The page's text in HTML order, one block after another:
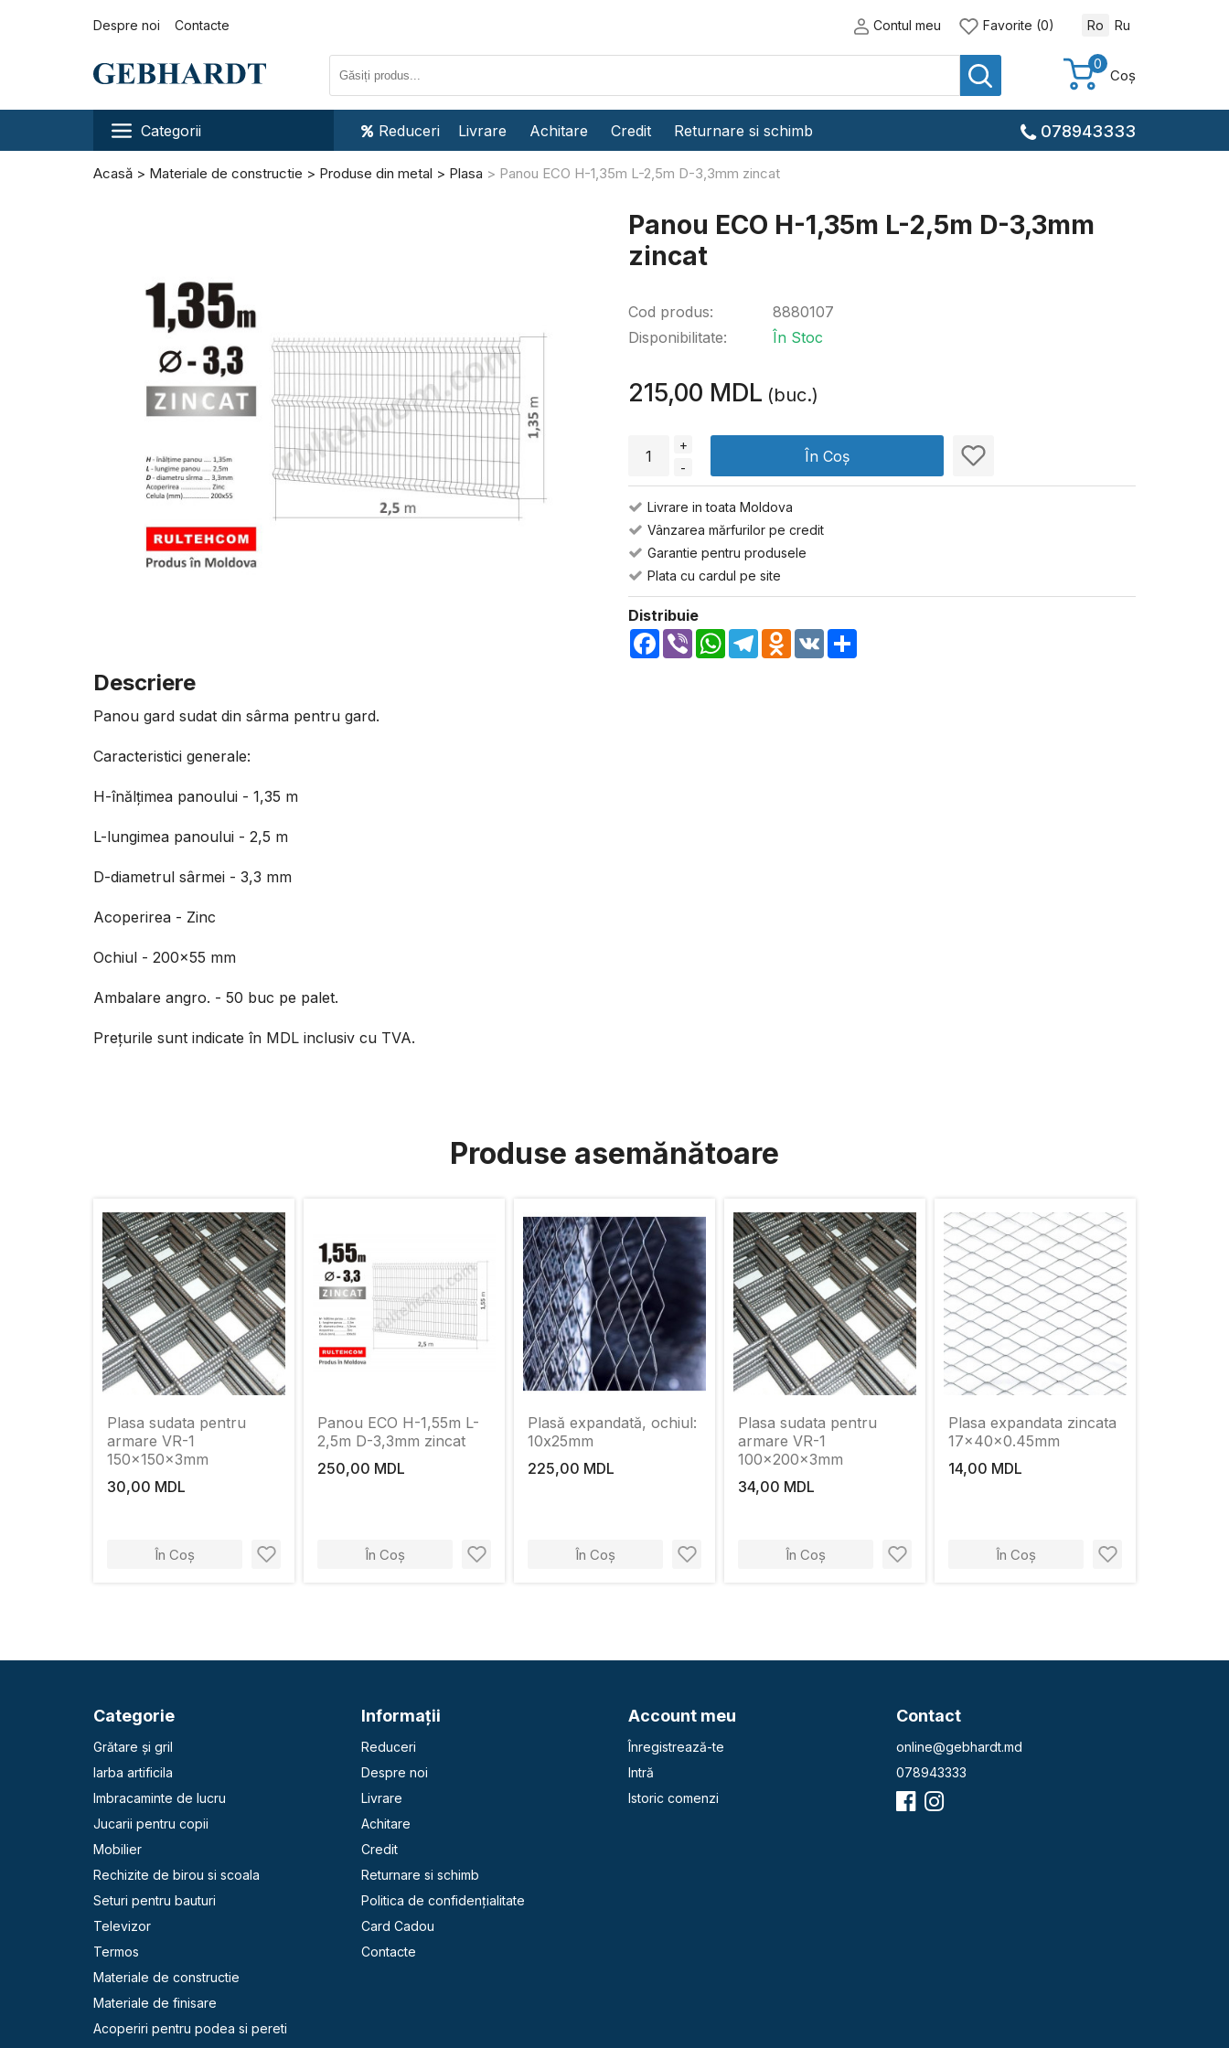
Despre noi Contacte Contul meu Favorite (0) Ro Ru
0
Coș
Categorii Reduceri Livrare Achitare Credit Returnare si schimb 078943333
Acasă Materiale de constructie Produse din metal Plasa Panou ЕСО Н-1,35m L-2,5m D-3,3mm zincat
Descriere
Panou gard sudat din sârma pentru gard.
Caracteristici generale:
H-înălțimea panoului - 1,35 m
L-lungimea panoului - 2,5 m
D-diametrul sârmei - 3,3 mm
Acoperirea - Zinc
Ochiul - 200x55 mm
Ambalare angro. - 50 buc pe palet.
Prețurile sunt indicate în MDL inclusiv cu TVA.
Panou ЕСО Н-1,35m L-2,5m D-3,3mm
zincat
Cod produs:
Disponibilitate:
8880107
În Stoc
215,00 MDL (buc.)
+
-
În Coș
Livrare in toata Moldova
Vânzarea mărfurilor pe credit
Garantie pentru produsele
Plata cu cardul pe site
Distribuie
Facebook
Viber WhatsApp
TelegramOdnoklassniki
VK
Produse asemănătoare
Plasa sudata pentru
armare VR-1
150x150x3mm
30,00 MDL
În Coș
Panou ЕСО Н-1,55m L-
2,5m D-3,3mm zincat
250,00 MDL
În Coș
Plasă expandată, ochiul:
10х25mm
225,00 MDL
În Coș
Plasa sudata pentru
armare VR-1
100x200x3mm
34,00 MDL
În Coș
Plasa expandata zincata
17x40x0.45mm
14,00 MDL
În Coș
Categorie
Grătare și gril
Iarba artificila
Imbracaminte de lucru
Jucarii pentru copii
Mobilier
Rechizite de birou si scoala
Seturi pentru bauturi
Televizor
Termos
Materiale de constructie
Materiale de finisare
Acoperiri pentru podea si pereti
Informaţii
Reduceri
Despre noi
Livrare
Achitare
Credit
Returnare si schimb
Politica de confidențialitate
Card Cadou
Contacte
Account meu
Înregistrează-te
Intră
Istoric comenzi
Contact
online@gebhardt.md
078943333